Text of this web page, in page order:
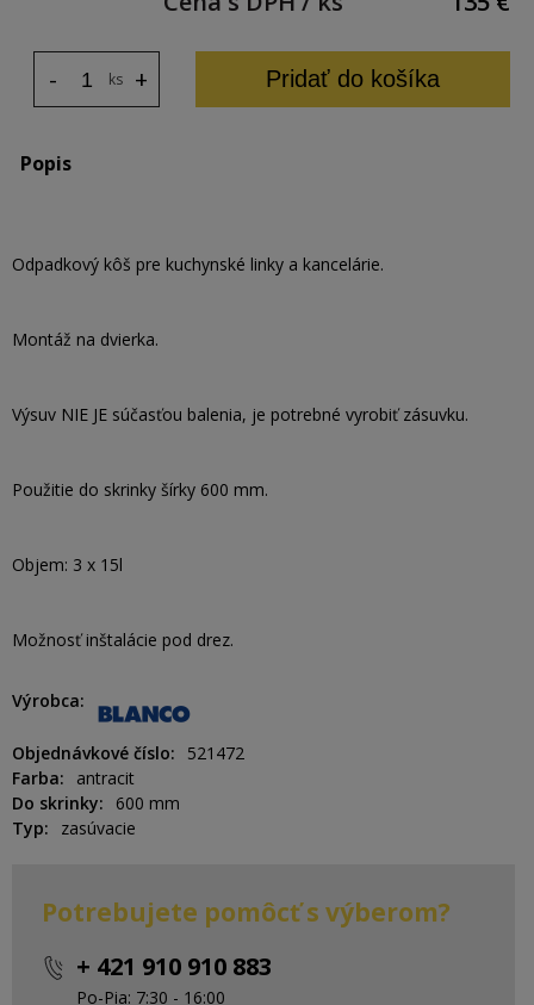
ks +
- Pridať do košíka
Popis
Odpadkový kôš pre kuchynské linky a kancelárie.
Montáž na dvierka.
Výsuv NIE JE súčasťou balenia, je potrebné vyrobiť zásuvku.
Použitie do skrinky šírky 600 mm.
Objem: 3 x 15l
Možnosť inštalácie pod drez.
Výrobca
Objednávkové číslo
521472
Farba
antracit
Do skrinky
600 mm
Typ
zasúvacie
Potrebujete pomôcť s výberom?
+ 421 910 910 883
Po-Pia: 7:30 - 16:00